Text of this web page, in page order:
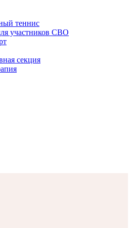
теннис
участников СВО
секция